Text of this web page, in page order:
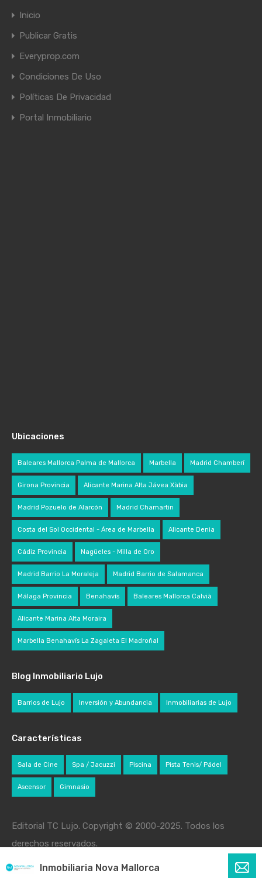
Inicio
Publicar Gratis
Everyprop.com
Condiciones De Uso
Políticas De Privacidad
Portal Inmobiliario
Ubicaciones
Baleares Mallorca Palma de Mallorca Marbella Madrid Chamberí
Girona Provincia Alicante Marina Alta Jávea Xàbia
Madrid Pozuelo de Alarcón Madrid Chamartin
Costa del Sol Occidental - Área de Marbella Alicante Denia
Cádiz Provincia Nagüeles - Milla de Oro
Madrid Barrio La Moraleja Madrid Barrio de Salamanca
Málaga Provincia Benahavís Baleares Mallorca Calvià
Alicante Marina Alta Moraira
Marbella Benahavís La Zagaleta El Madroñal
Blog Inmobiliario Lujo
Barrios de Lujo Inversión y Abundancia Inmobiliarias de Lujo
Características
Sala de Cine Spa / Jacuzzi Piscina Pista Tenis/ Pádel
Ascensor Gimnasio
Editorial TC Lujo. Copyright © 2000-2025. Todos los
derechos reservados.
Inmobiliaria Nova Mallorca